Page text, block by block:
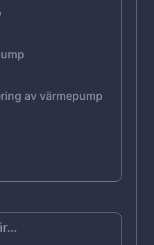
av värmepump